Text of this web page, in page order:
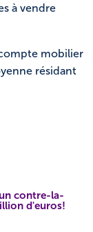
à vendre
mobilier
résidant
contre-la-
d'euros!